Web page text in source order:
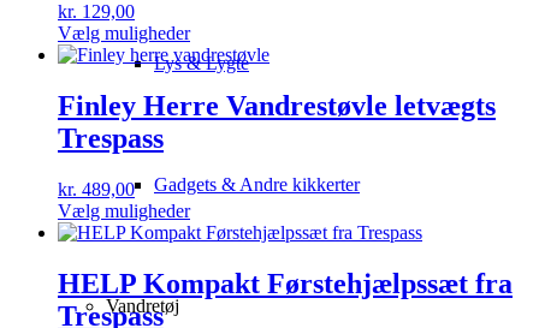
Lys & Lygte
Gadgets & Andre kikkerter
Vandretøj
kr. 129,00
Vælg mulighederDette
vare
har
varianter.
vælges
på
varesiden
Finley Herre Vandrestøvle letvægts
Trespass
kr. 489,00
Vælg mulighederDette
vare
varianter.
HELP Kompakt Førstehjælpssæt fra
Trespass